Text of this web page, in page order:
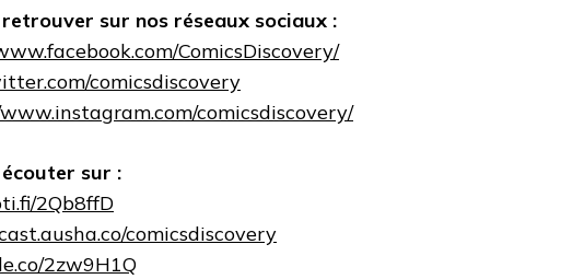
sur nos réseaux sociaux :
ComicsDiscovery/
comicsdiscovery
comicsdiscovery/
sur :
2Qb8ffD
comicsdiscovery
2zw9H1Q